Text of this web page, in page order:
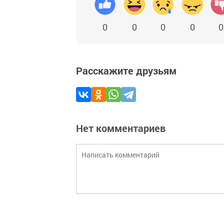
0 0 0 0 0
Расскажите друзьям
Нет комментариев